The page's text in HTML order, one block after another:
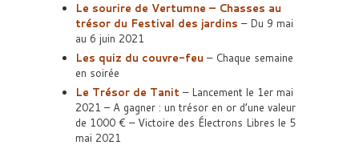
Le sourire de Vertumne – Chasses au
trésor du Festival des jardins – Du 9 mai
au 6 juin 2021
Les quiz du couvre-feu – Chaque semaine
en soirée
Le Trésor de Tanit – Lancement le 1er mai
2021 – A gagner : un trésor en or d’une valeur
de 1000 € – Victoire des Électrons Libres le 5
mai 2021